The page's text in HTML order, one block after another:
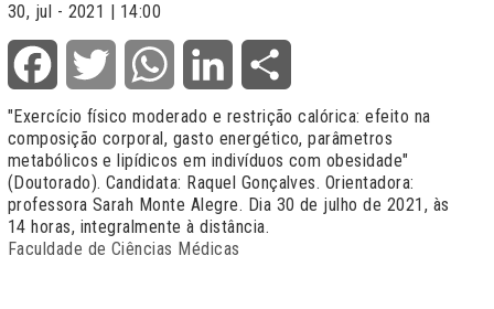
30, jul - 2021 | 14:00
Facebook Twitter WhatsApp LinkedIn
"Exercício físico moderado e restrição calórica: efeito na
composição corporal, gasto energético, parâmetros
metabólicos e lipídicos em indivíduos com obesidade"
(Doutorado). Candidata: Raquel Gonçalves. Orientadora:
professora Sarah Monte Alegre. Dia 30 de julho de 2021, às
14 horas, integralmente à distância.
Faculdade de Ciências Médicas